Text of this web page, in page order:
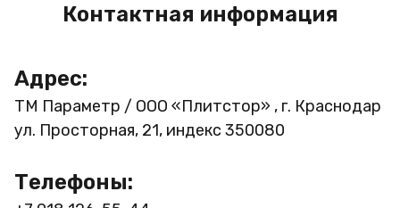
Контактная информация
Адрес:
ТМ Параметр / ООО «Плитстор» , г. Краснодар
ул. Просторная, 21, индекс 350080
Телефоны: